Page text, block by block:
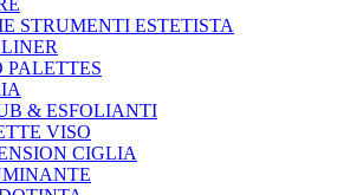
STRUMENTI ESTETISTA
PALETTES
& ESFOLIANTI
VISO
CIGLIA